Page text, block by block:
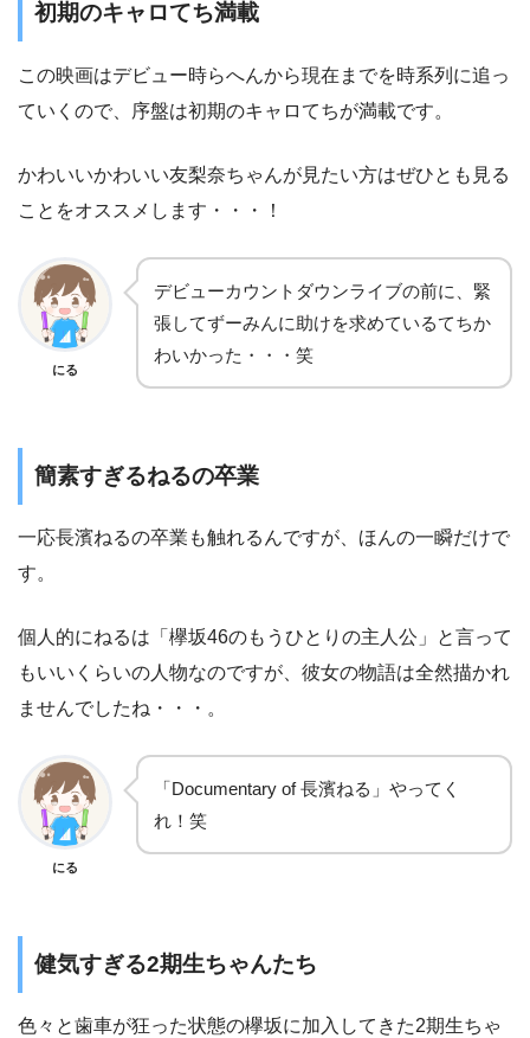
初期のキャロてち満載
この映画はデビュー時らへんから現在までを時系列に追っ
ていくので、序盤は初期のキャロてちが満載です。
かわいいかわいい友梨奈ちゃんが見たい方はぜひとも見る
ことをオススメします・・・！
にる
デビューカウントダウンライブの前に、緊
張してずーみんに助けを求めているてちか
わいかった・・・笑
簡素すぎるねるの卒業
一応長濱ねるの卒業も触れるんですが、ほんの一瞬だけで
す。
個人的にねるは「欅坂46のもうひとりの主人公」と言って
もいいくらいの人物なのですが、彼女の物語は全然描かれ
ませんでしたね・・・。
にる
「Documentary of 長濱ねる」やってく
れ！笑
健気すぎる2期生ちゃんたち
色々と歯車が狂った状態の欅坂に加入してきた2期生ちゃ